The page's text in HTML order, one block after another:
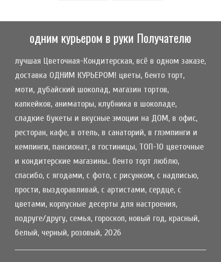
одним курьером в руки Получателю
лучшая Цветочная-Кондитерская, всё в одном заказе,
доставка ОДНИМ КУРЬЕРОМ! цветы, бенто торт,
моти, дубайский шоколад, магазин тортов,
капкейков, аниматоры, клубника в шоколаде,
сладкие букеты и вкусные эмоции на ДОМ, в офис,
ресторан, кафе, в отель, в санаторий, в глэмпинги и
кемпинги, пансионат, в гостиницы, ТОП-10 цветочные
и кондитерские магазины.. бенто торт люблю,
спасибо, с ягодами, с фото, с рисунком, с надписью,
прости, выздоравливай, с артистами, сердце, с
цветами, корпусные десерты для настроения,
подруге/другу, семья, гороскоп, новый год, красный,
белый, черный, розовый, 2026